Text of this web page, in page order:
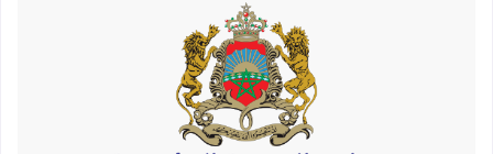
قراءة المزيد عن لوائح نهائية بأسماء